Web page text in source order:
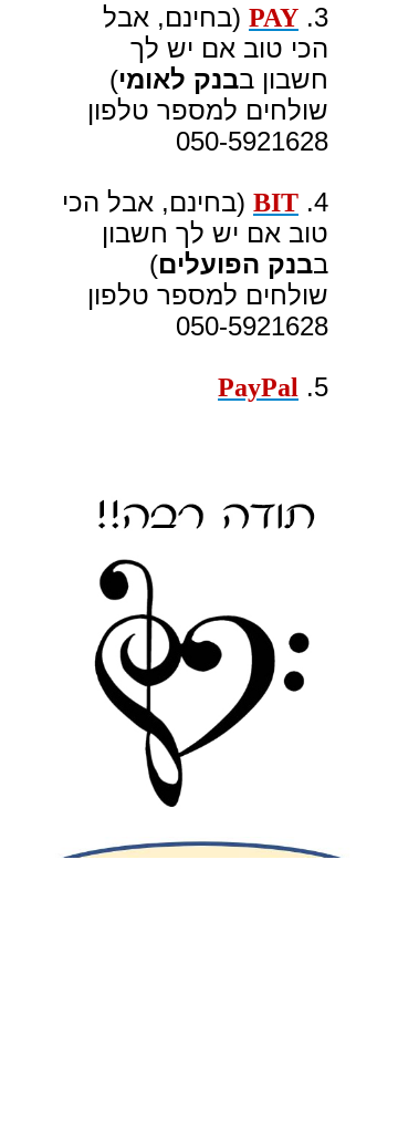
3.
PAY (בחינם, אבל
הכי טוב אם יש לך
חשבון בבנק לאומי)
שולחים למספר טלפון
050-5921628
4.
BIT (בחינם, אבל הכי
טוב אם יש לך חשבון
בבנק הפועלים)
שולחים למספר טלפון
050-5921628
5.
PayPal